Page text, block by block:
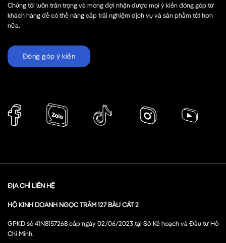
Chúng tôi luôn trân trọng và mong đợi nhận được mọi ý kiến đóng góp từ
khách hàng để có thể nâng cấp trải nghiệm dịch vụ và sản phẩm tốt hơn
nữa.
Đóng góp ý kiến
ĐỊA CHỈ LIÊN HỆ
HỘ KINH DOANH NGỌC TRÂM 127 BÀU CÁT 2
GPKD số 41N8157268 cấp ngày 02/06/2023 tại Sở Kế hoạch và Đầu tư Hồ
Chí Minh.